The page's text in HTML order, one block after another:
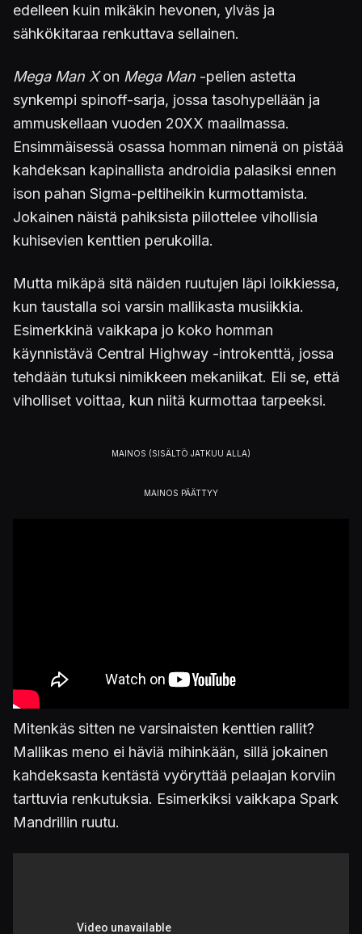
edelleen kuin mikäkin hevonen, ylväs ja
sähkökitaraa renkuttava sellainen.
Mega Man Xon Mega Man -pelien astetta
synkempi spinoff-sarja, jossa tasohypellään ja
ammuskellaan vuoden 20XX maailmassa.
Ensimmäisessä osassa homman nimenä on pistää
kahdeksan kapinallista androidia palasiksi ennen
ison pahan Sigma-peltiheikin kurmottamista.
Jokainen näistä pahiksista piilottelee vihollisia
kuhisevien kenttien perukoilla.
Mutta mikäpä sitä näiden ruutujen läpi loikkiessa,
kun taustalla soi varsin mallikasta musiikkia.
Esimerkkinä vaikkapa jo koko homman
käynnistävä Central Highway -introkenttä, jossa
tehdään tutuksi nimikkeen mekaniikat. Eli se, että
viholliset voittaa, kun niitä kurmottaa tarpeeksi.
Mitenkäs sitten ne varsinaisten kenttien rallit?
Mallikas meno ei häviä mihinkään, sillä jokainen
kahdeksasta kentästä vyöryttää pelaajan korviin
tarttuvia renkutuksia. Esimerkiksi vaikkapa Spark
Mandrillin ruutu.